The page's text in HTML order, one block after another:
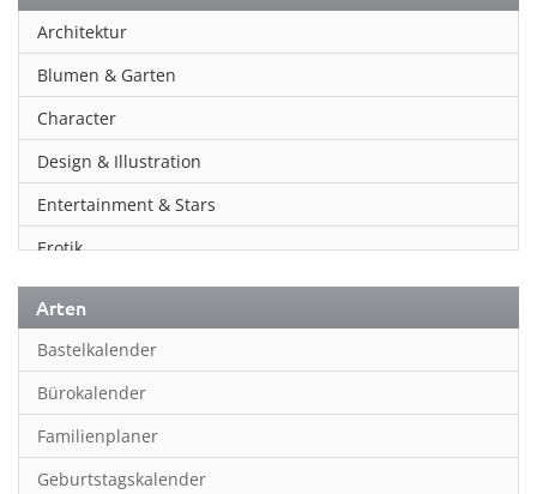
Architektur
Blumen & Garten
Character
Design & Illustration
Entertainment & Stars
Erotik
Essen & Trinken
Familienplaner
Fantasy
Film
Fotokunst
Arten
Bastelkalender
Bürokalender
Familienplaner
Geburtstagskalender